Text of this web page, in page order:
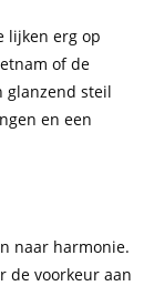
lijken erg op
of de
glanzend steil
en een
naar harmonie.
de voorkeur aan